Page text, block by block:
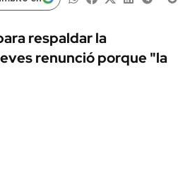
AUTOS
respaldar la
renunció porque "la